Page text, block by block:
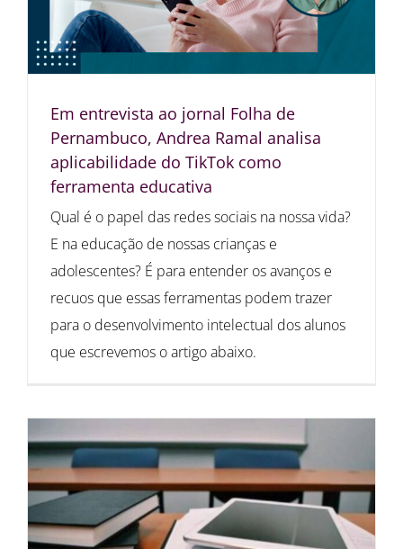
Em entrevista ao jornal Folha de
Pernambuco, Andrea Ramal analisa
aplicabilidade do TikTok como
ferramenta educativa
Qual é o papel das redes sociais na nossa vida?
E na educação de nossas crianças e
adolescentes? É para entender os avanços e
recuos que essas ferramentas podem trazer
para o desenvolvimento intelectual dos alunos
que escrevemos o artigo abaixo.